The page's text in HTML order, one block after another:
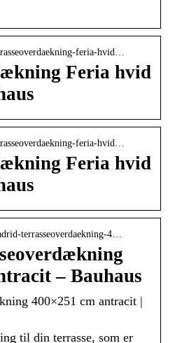
feria-hvid…
Feria hvid
feria-hvid…
Feria hvid
terrasseoverdaekning-4…
– Bauhaus
400×251 cm antracit |
til din terrasse, som er